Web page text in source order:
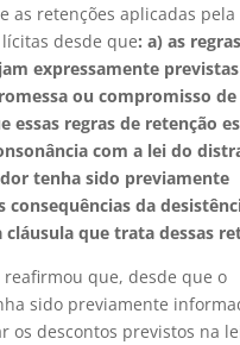
as retenções aplicadas pela
desde que: a) as
expressamente
ou compromisso de
essas regras de retenção
com a lei do
tenha sido previamente
consequências da
cláusula que trata dessas
reafirmou que, desde que o
sido previamente
os descontos previstos na